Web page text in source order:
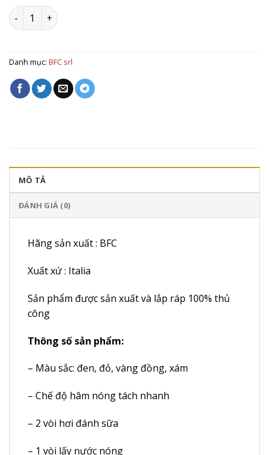
Máy Pha Cà Phê BFC GRAN DOGE 2G/11/EL số lượng
Danh mục: BFC srl
MÔ TẢ
ĐÁNH GIÁ (0)
Hãng sản xuất : BFC
Xuất xứ : Italia
Sản phẩm được sản xuất và lắp ráp 100% thủ
công
Thông số sản phẩm:
– Màu sắc: đen, đỏ, vàng đồng, xám
– Chế độ hâm nóng tách nhanh
– 2 vòi hơi đánh sữa
– 1 vòi lấy nước nóng